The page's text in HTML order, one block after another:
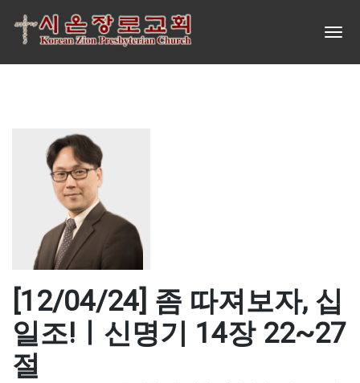
[12/04/24] 좀 따져보자, 십
일조!ㅣ신명기 14장 22~27
절